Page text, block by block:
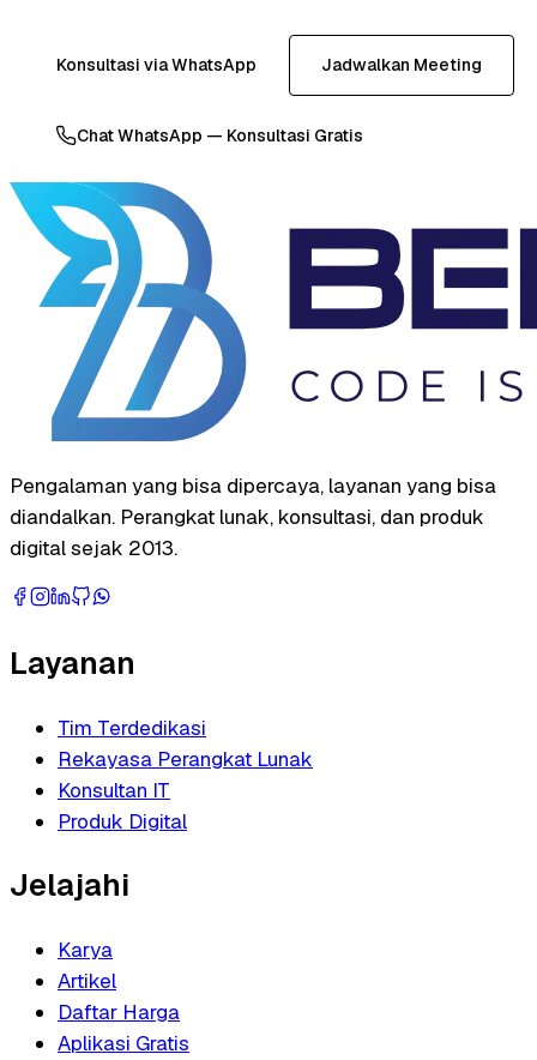
Konsultasi via WhatsApp Jadwalkan Meeting
Chat WhatsApp — Konsultasi Gratis
Pengalaman yang bisa dipercaya, layanan yang bisa
diandalkan. Perangkat lunak, konsultasi, dan produk
digital sejak 2013.
Layanan
Tim Terdedikasi
Rekayasa Perangkat Lunak
Konsultan IT
Produk Digital
Jelajahi
Karya
Artikel
Daftar Harga
Aplikasi Gratis